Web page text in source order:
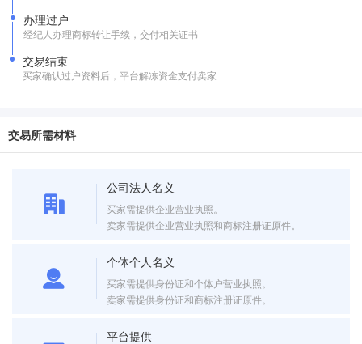
办理过户
经纪人办理商标转让手续，交付相关证书
交易结束
买家确认过户资料后，平台解冻资金支付卖家
交易所需材料
公司法人名义
买家需提供企业营业执照。
卖家需提供企业营业执照和商标注册证原件。
个体个人名义
买家需提供身份证和个体户营业执照。
卖家需提供身份证和商标注册证原件。
平台提供